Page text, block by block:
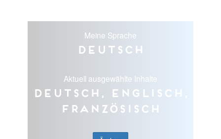
Meine Sprache
Deutsch
Aktuell ausgewählte Inhalte
Deutsch, Englisch,
Französisch